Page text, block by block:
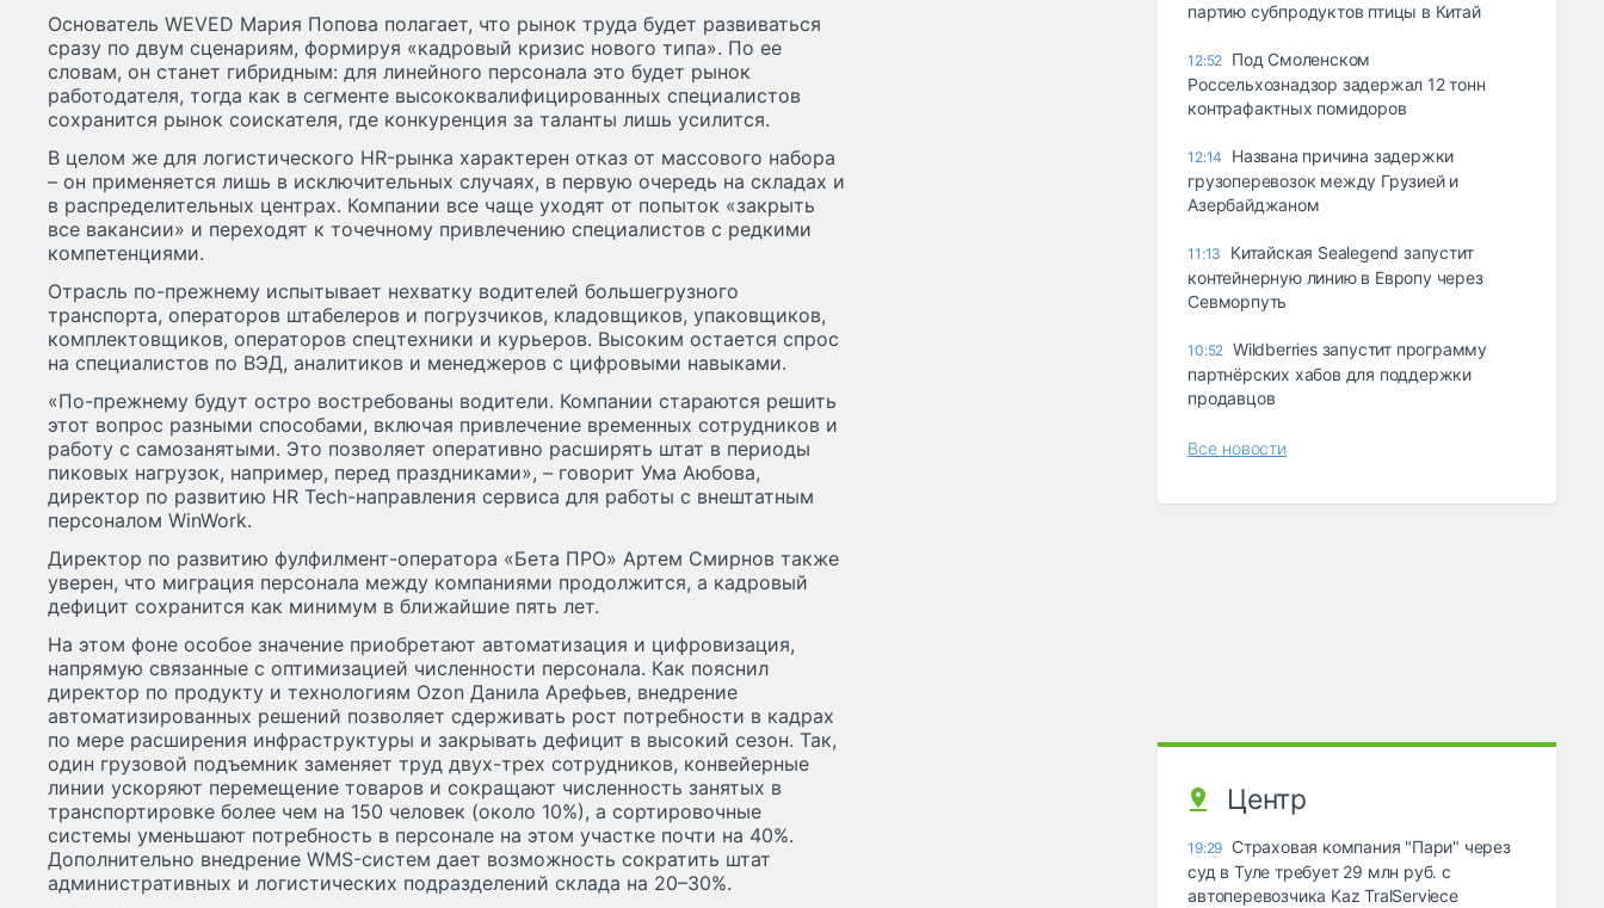
Основатель WEVED Мария Попова полагает, что рынок труда будет развиваться
сразу по двум сценариям, формируя «кадровый кризис нового типа». По ее
словам, он станет гибридным: для линейного персонала это будет рынок
работодателя, тогда как в сегменте высококвалифицированных специалистов
сохранится рынок соискателя, где конкуренция за таланты лишь усилится.
В целом же для логистического HR-рынка характерен отказ от массового набора
– он применяется лишь в исключительных случаях, в первую очередь на складах и
в распределительных центрах. Компании все чаще уходят от попыток «закрыть
все вакансии» и переходят к точечному привлечению специалистов с редкими
компетенциями.
Отрасль по-прежнему испытывает нехватку водителей большегрузного
транспорта, операторов штабелеров и погрузчиков, кладовщиков, упаковщиков,
комплектовщиков, операторов спецтехники и курьеров. Высоким остается спрос
на специалистов по ВЭД, аналитиков и менеджеров с цифровыми навыками.
«По-прежнему будут остро востребованы водители. Компании стараются решить
этот вопрос разными способами, включая привлечение временных сотрудников и
работу с самозанятыми. Это позволяет оперативно расширять штат в периоды
пиковых нагрузок, например, перед праздниками», – говорит Ума Аюбова,
директор по развитию HR Tech-направления сервиса для работы с внештатным
персоналом WinWork.
Директор по развитию фулфилмент-оператора «Бета ПРО» Артем Смирнов также
уверен, что миграция персонала между компаниями продолжится, а кадровый
дефицит сохранится как минимум в ближайшие пять лет.
На этом фоне особое значение приобретают автоматизация и цифровизация,
напрямую связанные с оптимизацией численности персонала. Как пояснил
директор по продукту и технологиям Ozon Данила Арефьев, внедрение
автоматизированных решений позволяет сдерживать рост потребности в кадрах
по мере расширения инфраструктуры и закрывать дефицит в высокий сезон. Так,
один грузовой подъемник заменяет труд двух-трех сотрудников, конвейерные
линии ускоряют перемещение товаров и сокращают численность занятых в
транспортировке более чем на 150 человек (около 10%), а сортировочные
системы уменьшают потребность в персонале на этом участке почти на 40%.
Дополнительно внедрение WMS-систем дает возможность сократить штат
административных и логистических подразделений склада на 20–30%.
партию субпродуктов птицы в Китай
12:52 Под Смоленском
Россельхознадзор задержал 12 тонн
контрафактных помидоров
12:14
Названа причина задержки
грузоперевозок между Грузией и
Азербайджаном
11:13
Китайская Sealegend запустит
контейнерную линию в Европу через
Севморпуть
10:52 Wildberries запустит программу
партнёрских хабов для поддержки
продавцов
Все новости
Центр
19:29 Страховая компания "Пари" через
суд в Туле требует 29 млн руб. с
автоперевозчика Kaz TralServiece